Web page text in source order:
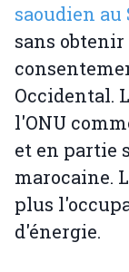
saoudien au
sans
Occidental.
l'ONU
et en partie
marocaine.
plus
d'énergie.